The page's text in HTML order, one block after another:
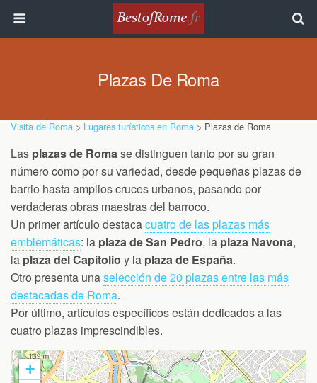
Plazas De Roma
Visita de Roma > Lugares turísticos en Roma > Plazas de Roma
Las plazas de Romase distinguen tanto por su gran
número como por su variedad, desde pequeñas plazas de
barrio hasta amplios cruces urbanos, pasando por
verdaderas obras maestras del barroco.
Un primer artículo destacacuatro de las plazas más
emblemáticas: la plaza de San Pedro, la plaza Navona,
la plaza del Capitolio y la plaza de España.
Otro presenta unaselección de 20 plazas entre las más
destacadas de Roma.
Por último, artículos específicos están dedicados a las
cuatro plazas imprescindibles.
+